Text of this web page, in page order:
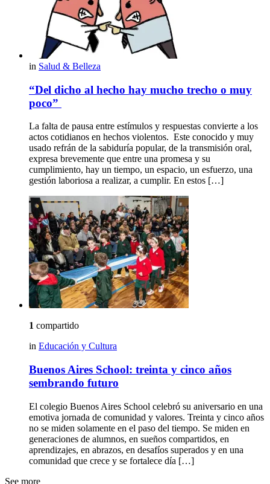
in Salud & Belleza
“Del dicho al hecho hay mucho trecho o muy
poco”
La falta de pausa entre estímulos y respuestas convierte a los
actos cotidianos en hechos violentos. Este conocido y muy
usado refrán de la sabiduría popular, de la transmisión oral,
expresa brevemente que entre una promesa y su
cumplimiento, hay un tiempo, un espacio, un esfuerzo, una
gestión laboriosa a realizar, a cumplir. En estos […]
1 compartido
in Educación y Cultura
Buenos Aires School: treinta y cinco años
sembrando futuro
El colegio Buenos Aires School celebró su aniversario en una
emotiva jornada de comunidad y valores. Treinta y cinco años
no se miden solamente en el paso del tiempo. Se miden en
generaciones de alumnos, en sueños compartidos, en
aprendizajes, en abrazos, en desafíos superados y en una
comunidad que crece y se fortalece día […]
See more